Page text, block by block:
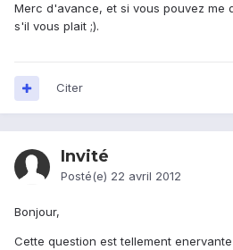
Merc d'avance, et si vous pouvez me
s'il vous plait ;).
Citer
Invité
Posté(e) 22 avril 2012
Bonjour,
Cette question est tellement